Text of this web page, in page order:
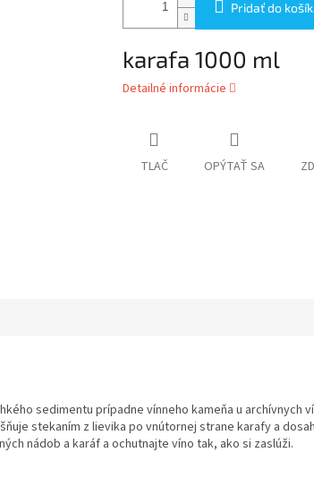
Pridať do
karafa 1000 ml
Detailné informácie
TLAČ OPÝTAŤ SA
sedimentu prípadne vínneho kameňa u archívnych
stekaním z lievika po vnútornej strane karafy a
nádob a karáf a ochutnajte víno tak, ako si zaslúži.